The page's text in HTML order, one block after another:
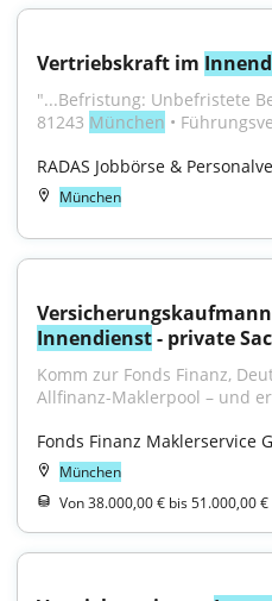
Vertriebskraft im
"...Befristung: Unbefristete
81243 München •
RADAS Jobbörse &
München
Innendienst - private
Komm zur Fonds Finanz,
Allfinanz-Maklerpool – und
Fonds Finanz Maklerservice
München
Von 38.000,00 € bis 51.000,00 €